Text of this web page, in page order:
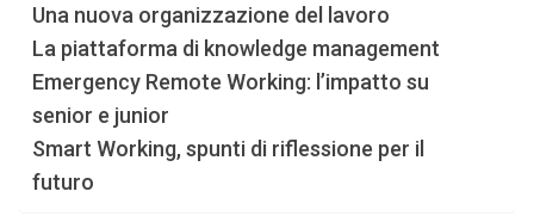
Una nuova organizzazione del lavoro
La piattaforma di knowledge management
Emergency Remote Working: l’impatto su
senior e junior
Smart Working, spunti di riflessione per il
futuro